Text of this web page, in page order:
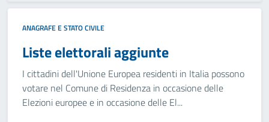
ANAGRAFE E STATO CIVILE
Liste elettorali aggiunte
I cittadini dell'Unione Europea residenti in Italia possono
votare nel Comune di Residenza in occasione delle
Elezioni europee e in occasione delle El...